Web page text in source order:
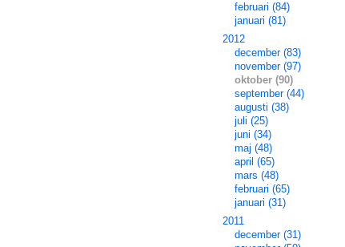
februari (84)
januari (81)
2012
december (83)
november (97)
oktober (90)
september (44)
augusti (38)
juli (25)
juni (34)
maj (48)
april (65)
mars (48)
februari (65)
januari (31)
2011
december (31)